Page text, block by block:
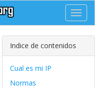
Indice de contenidos
Cual es mi IP
Normas